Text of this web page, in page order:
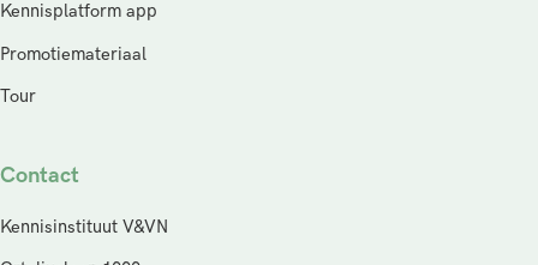
Kennisplatform app
Promotiemateriaal
Tour
Contact
Kennisinstituut V&VN